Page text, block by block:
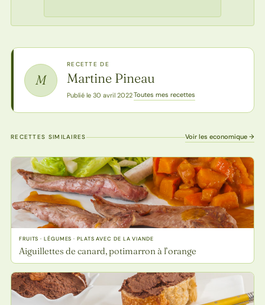
M
RECETTE DE
Martine Pineau
Publié le 30 avril 2022·Toutes mes recettes
RECETTES SIMILAIRES Voir les economique →
FRUITS · LÉGUMES · PLATS AVEC DE LA VIANDE
Aiguillettes de canard, potimarron à l’orange